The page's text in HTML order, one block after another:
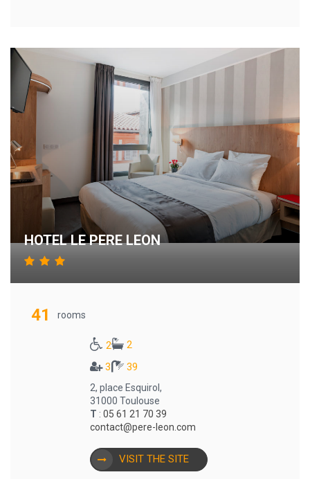
HOTEL LE PERE LEON
41 rooms
2
2
3
39
2, place Esquirol,
31000 Toulouse
T : 05 61 21 70 39
contact@pere-leon.com
VISIT THE SITE